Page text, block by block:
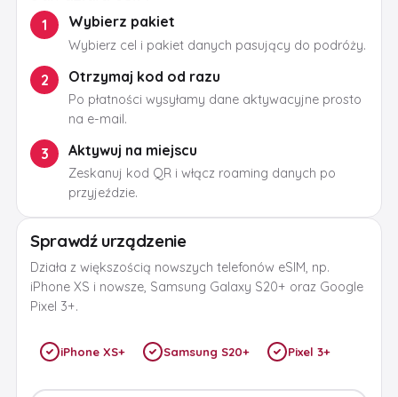
1 Wybierz pakiet
Wybierz cel i pakiet danych pasujący do podróży.
2 Otrzymaj kod od razu
Po płatności wysyłamy dane aktywacyjne prosto
na e-mail.
3 Aktywuj na miejscu
Zeskanuj kod QR i włącz roaming danych po
przyjeździe.
Sprawdź urządzenie
Działa z większością nowszych telefonów eSIM, np.
iPhone XS i nowsze, Samsung Galaxy S20+ oraz Google
Pixel 3+.
iPhone XS+ Samsung S20+ Pixel 3+